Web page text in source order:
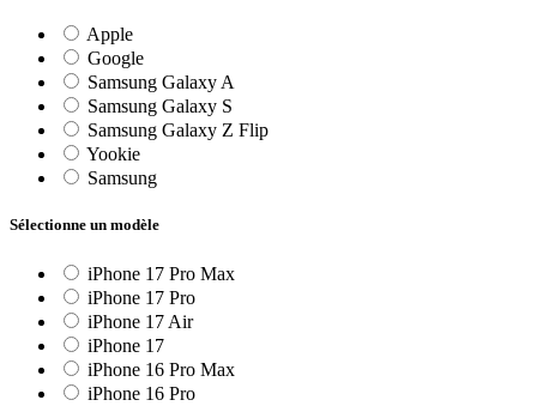
Apple
Google
Samsung Galaxy A
Samsung Galaxy S
Samsung Galaxy Z Flip
Yookie
Samsung
Sélectionne un modèle
iPhone 17 Pro Max
iPhone 17 Pro
iPhone 17 Air
iPhone 17
iPhone 16 Pro Max
iPhone 16 Pro